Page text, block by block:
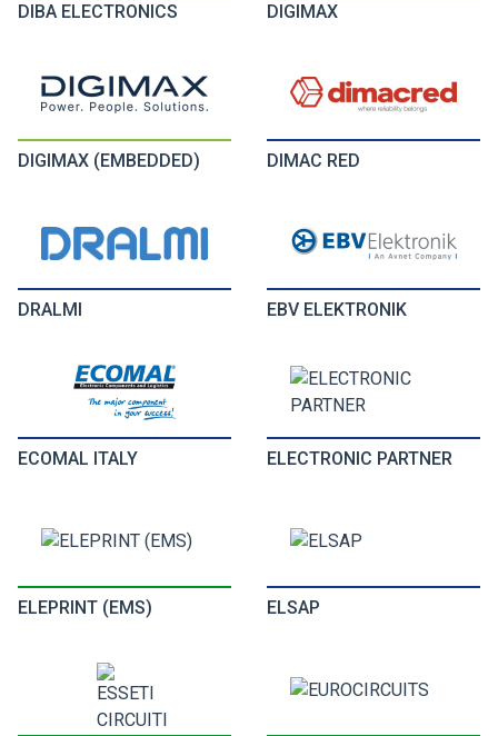
DIBA ELECTRONICS DIGIMAX
DIGIMAX (EMBEDDED) DIMAC RED
DRALMI EBV ELEKTRONIK
ECOMAL ITALY ELECTRONIC PARTNER
ELEPRINT (EMS) ELSAP